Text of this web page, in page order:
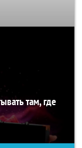
там, где